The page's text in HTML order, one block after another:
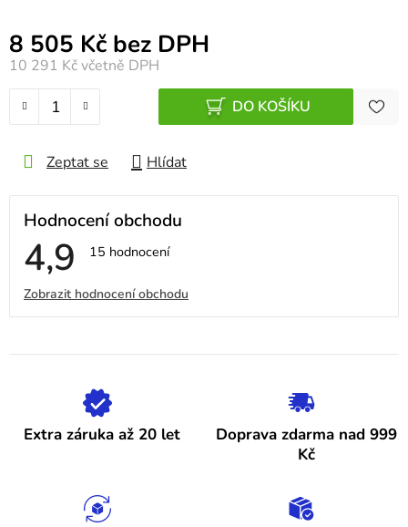
10 291 Kčvčetně DPH
8 505 Kč bez DPH
Měrná cena:
DO KOŠÍKU
Zeptat se Hlídat
Hodnocení obchodu
4,9 Průměrné
je
hvězdiček.
15 hodnocení
V
ý
p
h
Zobrazit hodnocení obchodu
Extra záruka až 20 let
Doprava zdarma nad 999
Kč